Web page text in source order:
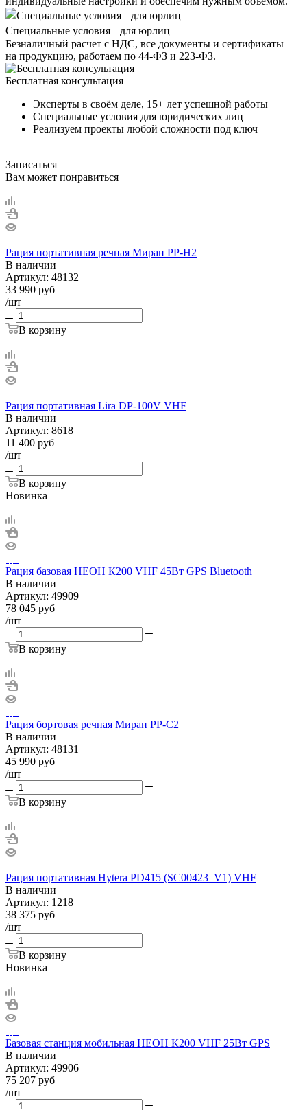
Специальные условия для юрлиц
Безналичный расчет с НДС, все документы и сертификаты
на продукцию, работаем по 44-ФЗ и 223-ФЗ.
Бесплатная консультация
Эксперты в своём деле, 15+ лет успешной работы
Специальные условия для юридических лиц
Реализуем проекты любой сложности под ключ
Записаться
Вам может понравиться
Рация портативная речная Миран РР-Н2
В наличии
Артикул: 48132
33 990 руб
/шт
В корзину
Рация портативная Lira DP-100V VHF
В наличии
Артикул: 8618
11 400 руб
/шт
В корзину
Новинка
Рация базовая НЕОН К200 VHF 45Вт GPS Bluetooth
В наличии
Артикул: 49909
78 045 руб
/шт
В корзину
Рация бортовая речная Миран РР-С2
В наличии
Артикул: 48131
45 990 руб
/шт
В корзину
Рация портативная Hytera PD415 (SC00423_V1) VHF
В наличии
Артикул: 1218
38 375 руб
/шт
В корзину
Новинка
Базовая станция мобильная НЕОН К200 VHF 25Вт GPS
В наличии
Артикул: 49906
75 207 руб
/шт